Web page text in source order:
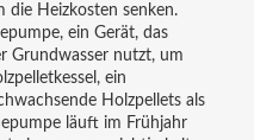
die Heizkosten senken.
, ein Gerät, das
Grundwasser nutzt, um
, ein
Holzpellets als
läuft im Frühjahr